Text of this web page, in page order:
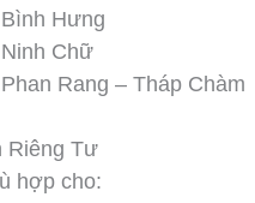
Bình Hưng
Ninh Chữ
Phan Rang – Tháp Chàm
Riêng Tư
hợp cho: